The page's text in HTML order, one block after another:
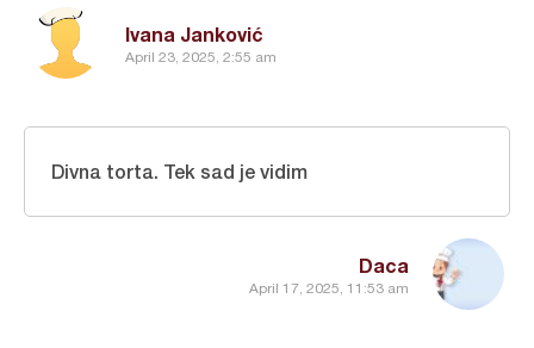
Ivana Janković
April 23, 2025, 2:55 am
Daca
April 17, 2025, 11:53 am
Divna torta. Tek sad je vidim